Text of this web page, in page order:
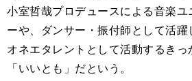
小室哲哉プロデュースによる音楽
ーや、ダンサー・振付師として活
オネエタレントとして活動するき
「いいとも」だという。